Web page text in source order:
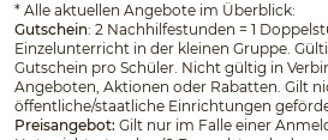
* Alle aktuellen Angebote im Überblick:
Gutschein: 2 Nachhilfestunden = 1
Einzelunterricht in der kleinen Gruppe.
Gutschein pro Schüler. Nicht gültig in
Angeboten, Aktionen oder Rabatten. Gilt
öffentliche/staatliche Einrichtungen
Preisangebot: Gilt nur im Falle einer